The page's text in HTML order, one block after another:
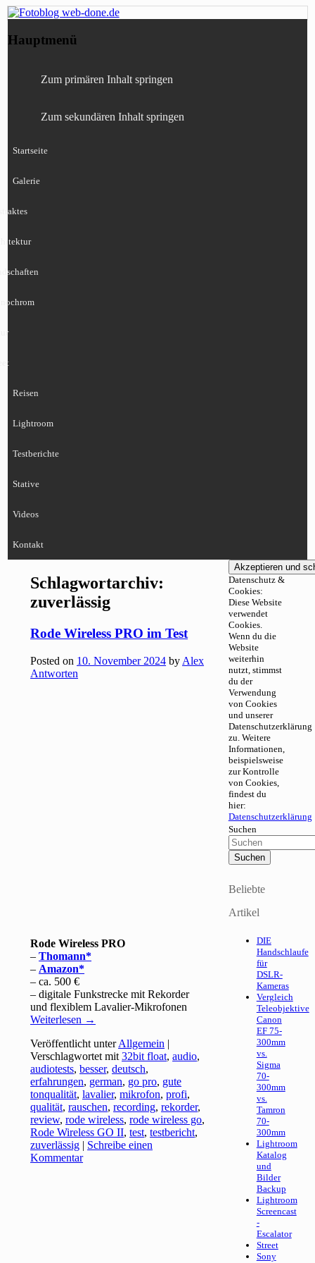
Fotoblog web-done.de
Canon, Nikon, Sony
Hauptmenü
Zum primären Inhalt springen
Zum sekundären Inhalt springen
Startseite
Galerie
Reisen
Lightroom
Testberichte
Stative
Videos
Kontakt
Schlagwortarchiv:
zuverlässig
Rode Wireless PRO im Test
Posted on 10. November 2024 by Alex
Antworten
Rode Wireless PRO
–Thomann
– Amazon
– ca. 500 €
– digitale Funkstrecke mit Rekorder
und flexiblem Lavalier-Mikrofonen
Weiterlesen →
Veröffentlicht unter Allgemein |
Verschlagwortet mit 32bit float,audio,
audiotests,besser,deutsch,
erfahrungen, german, go pro, gute
tonqualität,lavalier,mikrofon,profi,
qualität,rauschen,recording,rekorder,
review,rode wireless,rode wireless go,
Rode Wireless GO II,test,testbericht,
zuverlässig | Schreibe einen
Kommentar
Datenschutz &
Cookies:
Diese Website
verwendet
Cookies.
Wenn du die
Website
weiterhin
nutzt, stimmst
du der
Verwendung
von Cookies
und unserer
Datenschutzerklärung
zu. Weitere
Informationen,
beispielsweise
zur Kontrolle
von Cookies,
findest du
hier:
Datenschutzerklärung
Suchen
Beliebte
Artikel
DIE
Handschlaufe
für
DSLR-
Kameras
Vergleich
Teleobjektive
Canon
EF 75-
300mm
vs.
Sigma
70-
300mm
vs.
Tamron
70-
300mm
Lightroom
Katalog
und
Bilder
Backup
Lightroom
Screencast
-
Escalator
Street
Sony